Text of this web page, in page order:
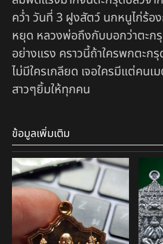
คว่ำ วันที่ 3 ฝูงสัตว์ นกหนูไก่ร้อ
หยุด หลวงพ่อถึงกับบอกว่าตะก
อย่างแรง คราวนี้ถ้าใครพกตะกรุ
ไม่มีใครเกลียด เจอใครมีแต่คนเ
สาวๆยิ้มให้ทุกคน
ข้อมูลเพิ่มเติม